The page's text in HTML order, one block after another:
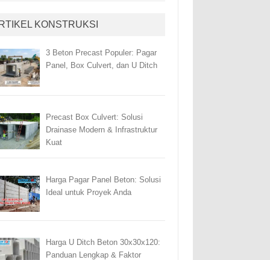
KONSTRUKSI
3 Beton Precast Populer: Pagar
Panel, Box Culvert, dan U Ditch
Precast Box Culvert: Solusi
Drainase Modern & Infrastruktur
Kuat
Harga Pagar Panel Beton: Solusi
Ideal untuk Proyek Anda
Harga U Ditch Beton 30x30x120:
Panduan Lengkap & Faktor